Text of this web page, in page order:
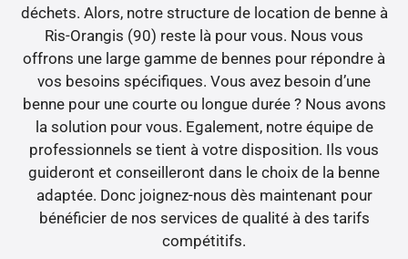
déchets. Alors, notre structure de location de benne à
Ris-Orangis (90) reste là pour vous. Nous vous
offrons une large gamme de bennes pour répondre à
vos besoins spécifiques. Vous avez besoin d’une
benne pour une courte ou longue durée ? Nous avons
la solution pour vous. Egalement, notre équipe de
professionnels se tient à votre disposition. Ils vous
guideront et conseilleront dans le choix de la benne
adaptée. Donc joignez-nous dès maintenant pour
bénéficier de nos services de qualité à des tarifs
compétitifs.